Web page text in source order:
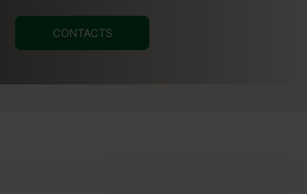
CONTACTS